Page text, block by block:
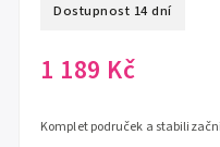
Dostupnost 14 dní
1 189 Kč
Komplet područek a